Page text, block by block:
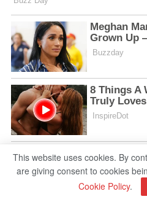
This website uses cookies. By
are giving consent to cookies
Cookie Policy.